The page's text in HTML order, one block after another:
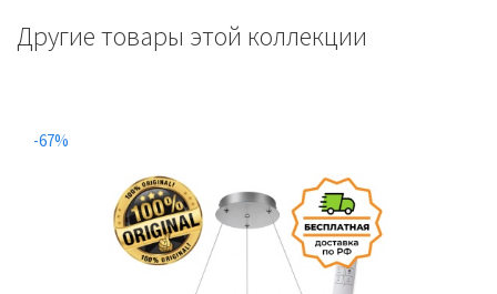
Другие товары этой коллекции
-67%